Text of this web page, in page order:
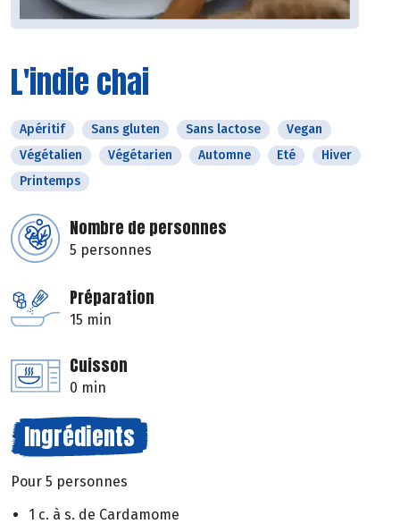
L'indie chai
Apéritif Sans gluten Sans lactose
Vegan
Végétalien
Végétarien Automne Eté
Hiver
Printemps
Nombre de personnes
5 personnes
Préparation
15 min
Cuisson
0 min
Ingrédients
Pour 5 personnes
1 c. à s. de Cardamome